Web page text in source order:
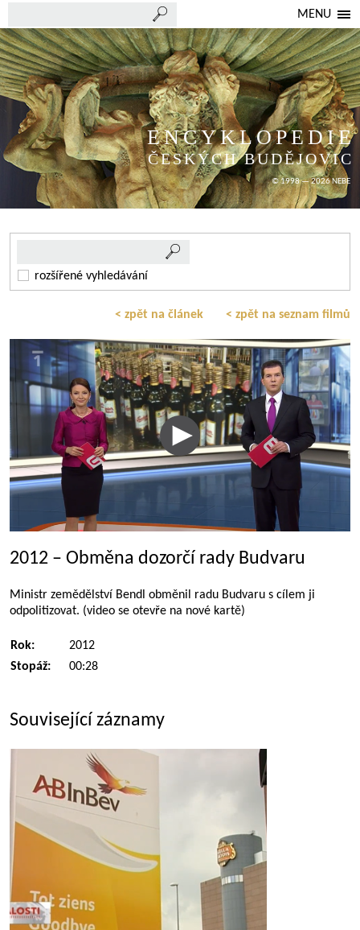
MENU
ENCYKLOPEDIE
ČESKÝCH BUDĚJOVIC
© 1998 — 2026 NEBE
rozšířené vyhledávání
< zpět na článek < zpět na seznam filmů
2012 – Obměna dozorčí rady Budvaru
Ministr zemědělství Bendl obměnil radu Budvaru s cílem ji
odpolitizovat. (video se otevře na nové kartě)
Rok:
2012
Stopáž:
00:28
Související záznamy